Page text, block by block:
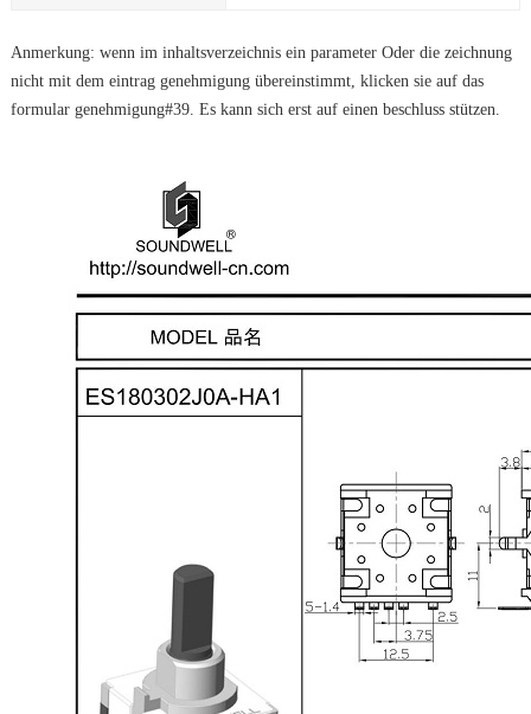
Anmerkung: wenn im inhaltsverzeichnis ein parameter Oder die zeichnung
nicht mit dem eintrag genehmigung übereinstimmt, klicken sie auf das
formular genehmigung#39. Es kann sich erst auf einen beschluss stützen.